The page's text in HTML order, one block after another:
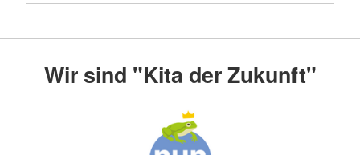
Wir sind "Kita der Zukunft"